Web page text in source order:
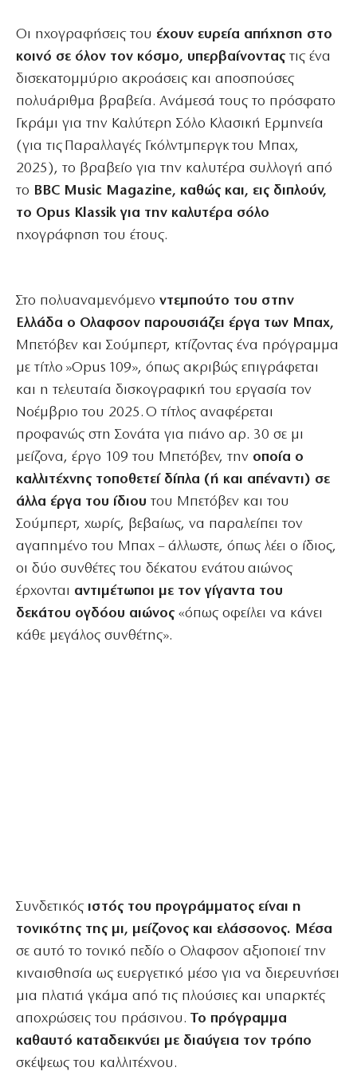
Οι ηχογραφήσεις του έχουν ευρεία απήχηση στο
κοινό σε όλον τον κόσμο, υπερβαίνοντας τις ένα
δισεκατομμύριο ακροάσεις και αποσπούσες
πολυάριθμα βραβεία. Ανάμεσά τους το πρόσφατο
Γκράμι για την Καλύτερη Σόλο Κλασική Ερμηνεία
(για τις Παραλλαγές Γκόλντμπεργκ του Μπαχ,
2025), το βραβείο για την καλυτέρα συλλογή από
το BBC Music Magazine, καθώς και, εις διπλούν,
το Opus Klassik για την καλυτέρα σόλο
ηχογράφηση του έτους.
Στο πολυαναμενόμενο ντεμπούτο του στην
Ελλάδα ο Ολαφσον παρουσιάζει έργα των Μπαχ,
Μπετόβεν και Σούμπερτ, κτίζοντας ένα πρόγραμμα
με τίτλο »Opus 109», όπως ακριβώς επιγράφεται
και η τελευταία δισκογραφική του εργασία τον
Νοέμβριο του 2025. Ο τίτλος αναφέρεται
προφανώς στη Σονάτα για πιάνο αρ. 30 σε μι
μείζονα, έργο 109 του Μπετόβεν, την οποία ο
καλλιτέχνης τοποθετεί δίπλα (ή και απέναντι) σε
άλλα έργα του ίδιου του Μπετόβεν και του
Σούμπερτ, χωρίς, βεβαίως, να παραλείπει τον
αγαπημένο του Μπαχ – άλλωστε, όπως λέει ο ίδιος,
οι δύο συνθέτες του δέκατου ενάτου αιώνος
έρχονται αντιμέτωποι με τον γίγαντα του
δεκάτου ογδόου αιώνος «όπως οφείλει να κάνει
κάθε μεγάλος συνθέτης».
Συνδετικόςιστός του προγράμματος είναι η
τονικότης της μι, μείζονος και ελάσσονος. Μέσα
σε αυτό το τονικό πεδίο ο Ολαφσον αξιοποιεί την
κιναισθησία ως ευεργετικό μέσο για να διερευνήσει
μια πλατιά γκάμα από τις πλούσιες και υπαρκτές
αποχρώσεις του πράσινου. Το πρόγραμμα
καθαυτό καταδεικνύει με διαύγεια τον τρόπο
σκέψεως του καλλιτέχνου.